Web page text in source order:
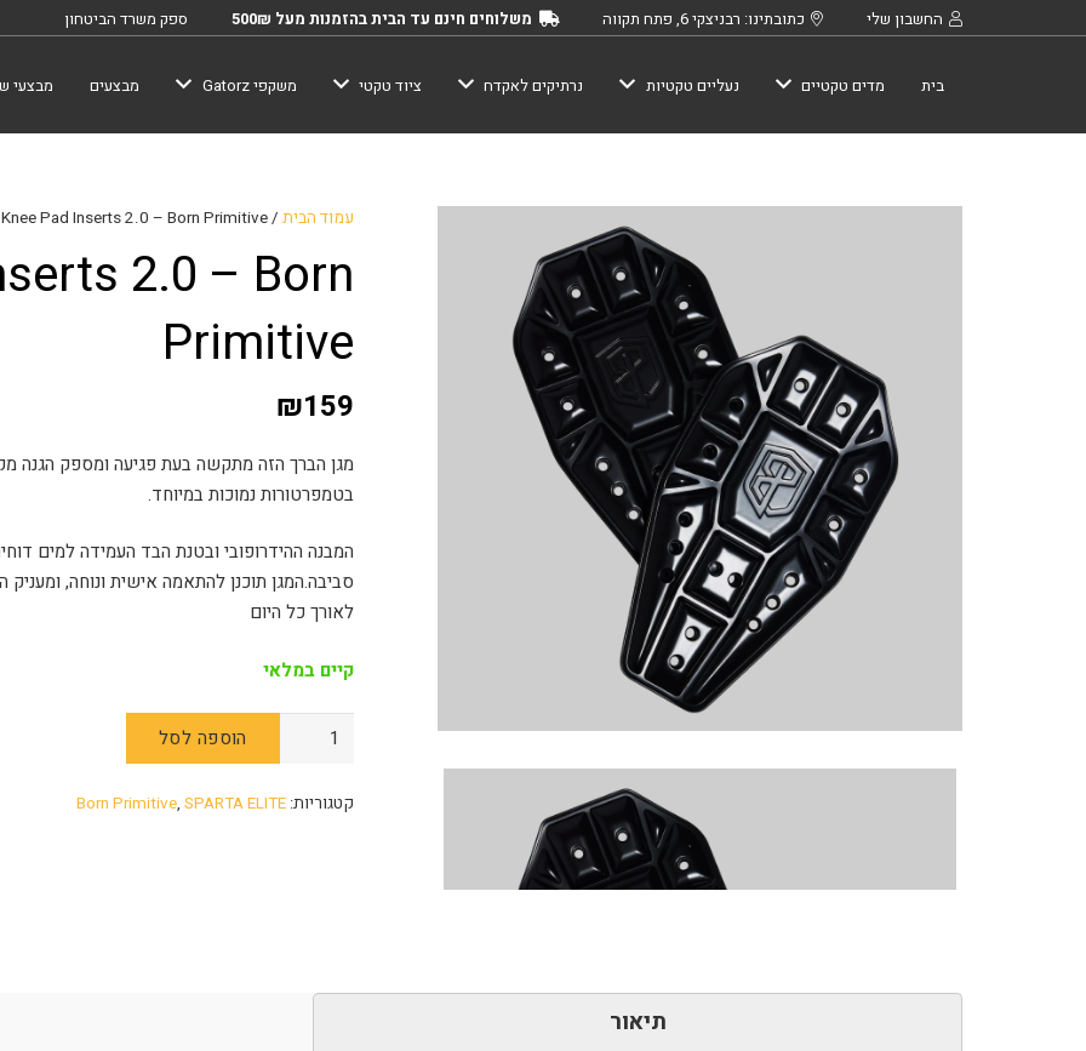
החשבון שלי כתובתינו: רבניצקי 6, פתח תקווה משלוחים חינם עד הבית בהזמנות מעל 500₪ ספק משרד הביטחון
בית מדים טקטיים נעליים טקטיות נרתיקים לאקדח ציוד טקטי משקפי Gatorz מבצעים מבצעי
עמוד הבית/
Pad Inserts 2.0 – Born Primitive
2.0 – Born
Primitive
₪159
מגן הברך הזה מתקשה בעת פגיעה ומספק הגנה
בטמפרטורות נמוכות במיוחד.
המבנה ההידרופובי ובטנת הבד העמידה למים
סביבה.המגן תוכנן להתאמה אישית ונוחה,
לאורך כל היום
קיים במלאי
כמות
Primitive
הוספה לסל
קטגוריות: Born Primitive,SPARTA ELITE
תיאור